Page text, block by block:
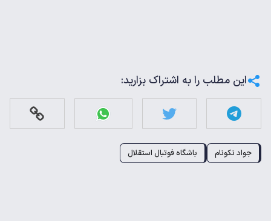
این مطلب را به اشتراک بزارید:
جواد نکونام باشگاه فوتبال استقلال